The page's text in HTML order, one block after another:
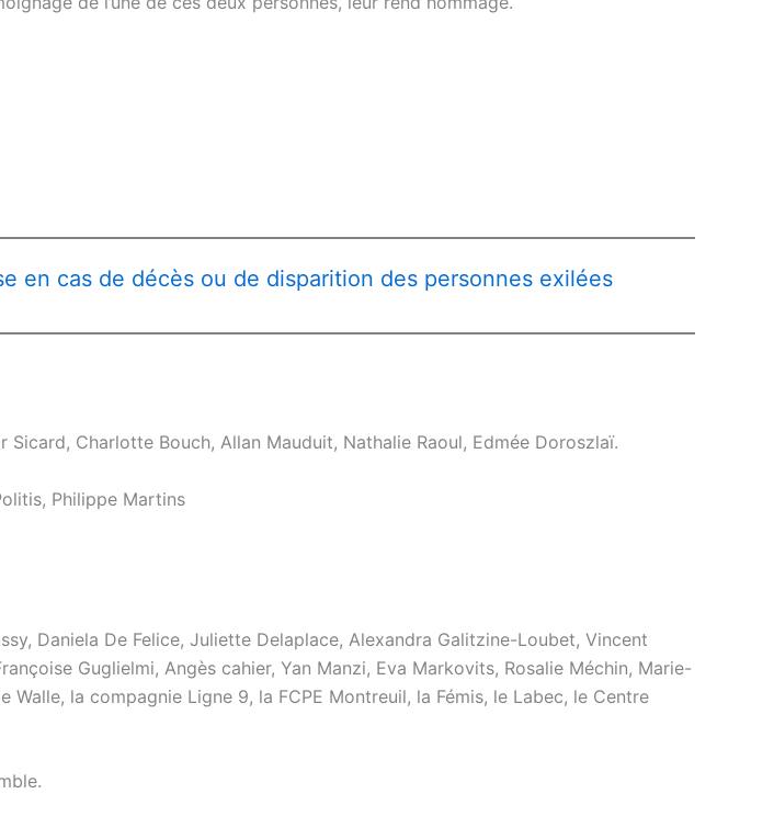
en cas de décès ou de disparition des personnes exilées
Charlotte Bouch, Allan Mauduit, Nathalie Raoul, Edmée Doroszlaï.
Philippe Martins
Daniela De Felice, Juliette Delaplace, Alexandra Galitzine-Loubet, Vincent
Guglielmi, Angès cahier, Yan Manzi, Eva Markovits, Rosalie Méchin, Marie-
la compagnie Ligne 9, la FCPE Montreuil, la Fémis, le Labec, le Centre